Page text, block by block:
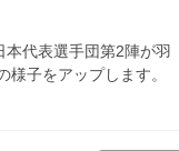
代表選手団第2陣が羽
子をアップします。